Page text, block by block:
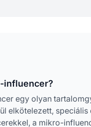
influencer?
egy olyan
elkötelezett,
a mikro-